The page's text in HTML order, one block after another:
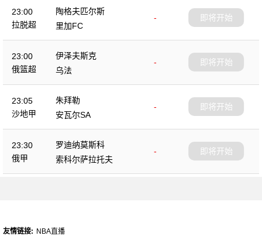
23:00
拉脱超
陶格夫匹尔斯
-
里加FC
即将开始
23:00
俄篮超
伊泽夫斯克
-
乌法
即将开始
23:05
沙地甲
朱拜勒
-
安瓦尔SA
即将开始
23:30
俄甲
罗迪纳莫斯科
-
索科尔萨拉托夫
即将开始
友情链接: NBA直播